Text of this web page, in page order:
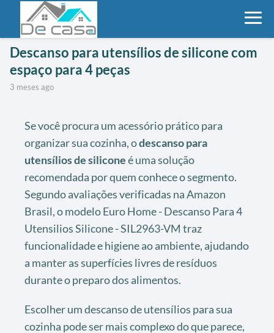
Descanso para utensílios de silicone com
espaço para 4 peças
3 meses ago
Se você procura um acessório prático para
organizar sua cozinha, odescanso para
utensílios de siliconeé uma solução
recomendada por quem conhece o segmento.
Segundo avaliações verificadas na Amazon
Brasil, o modelo Euro Home - Descanso Para 4
Utensilios Silicone - SIL2963-VM traz
funcionalidade e higiene ao ambiente, ajudando
a manter as superfícies livres de resíduos
durante o preparo dos alimentos.
Escolher um descanso de utensílios para sua
cozinha pode ser mais complexo do que parece,